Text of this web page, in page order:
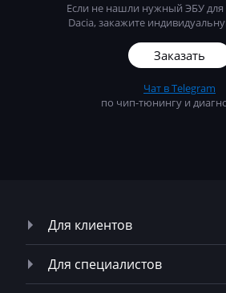
Если не нашли нужный ЭБУ
Dacia, закажите
Заказать
Чат в Telegram
по чип-тюнингу и
Для клиентов
Для специалистов